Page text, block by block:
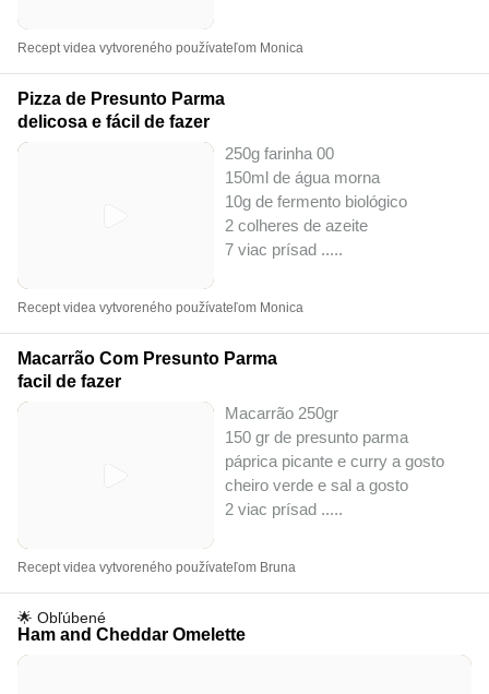
Recept videa vytvoreného používateľom Monica
Pizza de Presunto Parma
delicosa e fácil de fazer
250g farinha 00
150ml de água morna
10g de fermento biológico
2 colheres de azeite
7 viac prísad .....
Recept videa vytvoreného používateľom Monica
Macarrão Com Presunto Parma
facil de fazer
Macarrão 250gr
150 gr de presunto parma
páprica picante e curry a gosto
cheiro verde e sal a gosto
2 viac prísad .....
Recept videa vytvoreného používateľom Bruna
🌟 Obľúbené
Ham and Cheddar Omelette